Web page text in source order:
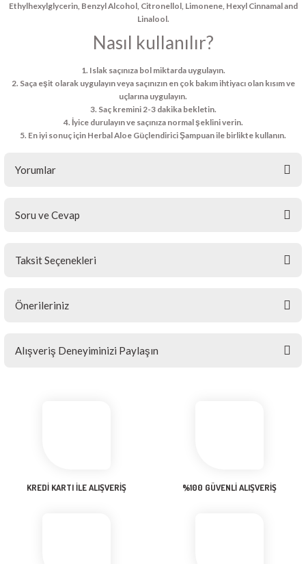
Ethylhexylglycerin, Benzyl Alcohol, Citronellol, Limonene, Hexyl Cinnamal and
Linalool.
Nasıl kullanılır?
Islak saçınıza bol miktarda uygulayın.
Saça eşit olarak uygulayın veya saçınızın en çok bakım ihtiyacı olan kısım ve
uçlarına uygulayın.
Saç kremini 2-3 dakika bekletin.
İyice durulayın ve saçınıza normal şeklini verin.
En iyi sonuç için Herbal Aloe Güçlendirici Şampuan ile birlikte kullanın.
Yorumlar
Soru ve Cevap
Taksit Seçenekleri
Önerileriniz
Bu ürünün fiyat bilgisi, resim, ürün açıklamalarında ve diğer
konularda yetersiz gördüğünüz noktaları öneri formunu kullanarak
Ürün fiyatı diğer sitelerden daha pahalı.
Alışveriş Deneyiminizi Paylaşın
KREDİ KARTI İLE ALIŞVERİŞ %100 GÜVENLİ ALIŞVERİŞ